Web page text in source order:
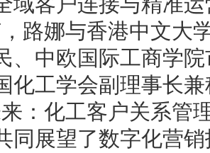
路娜与香港中文大
、中欧国际工商学
化工学会副理事长
：化工客户关系管
同展望了数字化营